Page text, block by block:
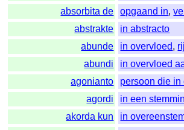
absorbita de
opgaand in,
abstrakte
in abstracto
abunde
in overvloed,
abundi
in overvloed
agonianto
persoon die
agordi
in een
akorda kun
in